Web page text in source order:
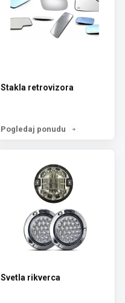
Stakla retrovizora
Pogledaj ponudu
Svetla rikverca